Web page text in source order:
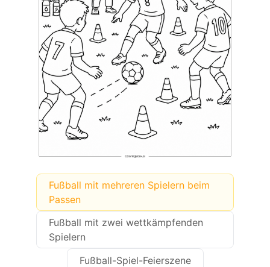
Fußball mit mehreren Spielern beim
Passen
Fußball mit zwei wettkämpfenden
Spielern
Fußball-Spiel-Feierszene